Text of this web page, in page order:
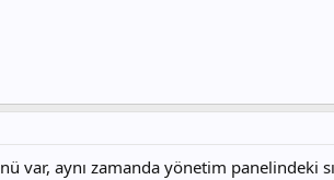
aynı zamanda yönetim panelindeki